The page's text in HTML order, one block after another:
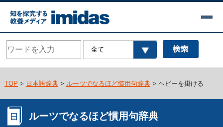
TOP > 日本語辞典> ルーツでなるほど慣用句辞典> ヘビーを掛ける
ルーツでなるほど慣用句辞典